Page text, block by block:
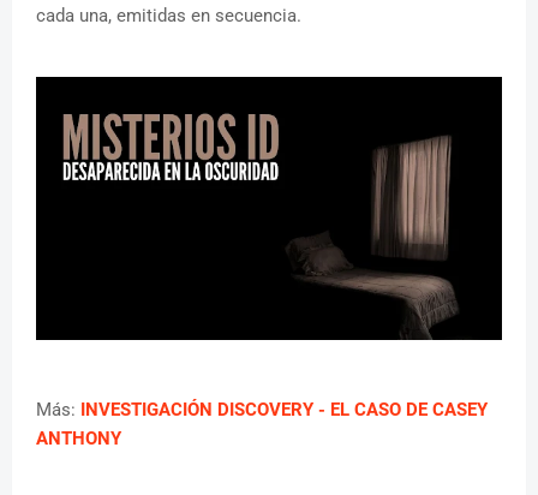
cada una, emitidas en secuencia.
Más: INVESTIGACIÓN DISCOVERY - EL CASO DE CASEY
ANTHONY